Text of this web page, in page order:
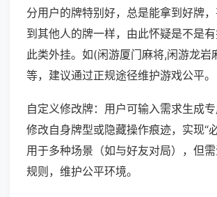
分用户的牌特别好，总是能拿到好牌
到其他人的牌一样，由此怀疑是不是
此类外挂。如(闲游厦门麻将,闲游龙岩
等，建议通过正规途径维护游戏公平。
自定义修改牌：用户可输入需求生成专
修改自身牌型或隐藏操作痕迹，实现“
用于多种场景（如与好友对局），但
规则，维护公平环境。